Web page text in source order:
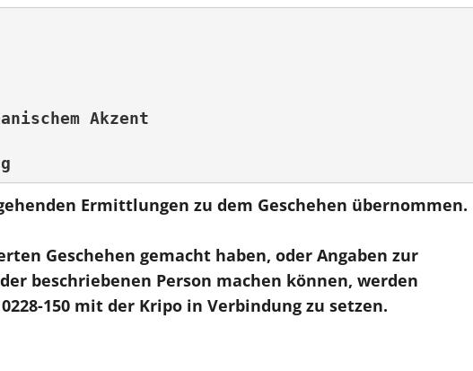
Akzent
Ermittlungen zu dem Geschehen übernommen.
Geschehen gemacht haben, oder Angaben zur
beschriebenen Person machen können, werden
150 mit der Kripo in Verbindung zu setzen.